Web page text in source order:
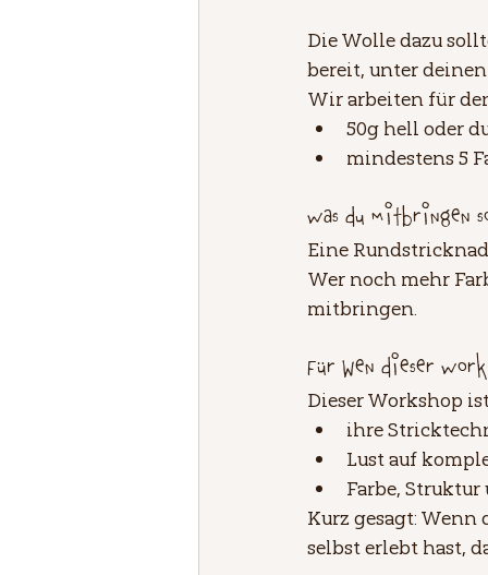
Die Wolle dazu
bereit, unter
Wir arbeiten für
50g hell oder
mindestens 5
Was du mitbringen
Eine
Wer noch mehr
mitbringen.
Für wen dieser
Dieser Workshop
ihre
Lust auf
Farbe,
Kurz gesagt:
selbst erlebt hast,